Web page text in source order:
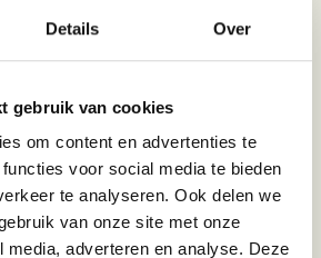
Details Over
gebruik van cookies
om content en advertenties te
voor social media te bieden
te analyseren. Ook delen we
van onze site met onze
media, adverteren en analyse. Deze
Kracht (BaakBoost)